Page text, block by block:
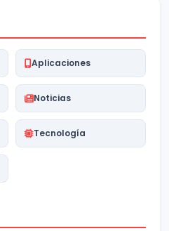
Aplicaciones
Noticias
Tecnología